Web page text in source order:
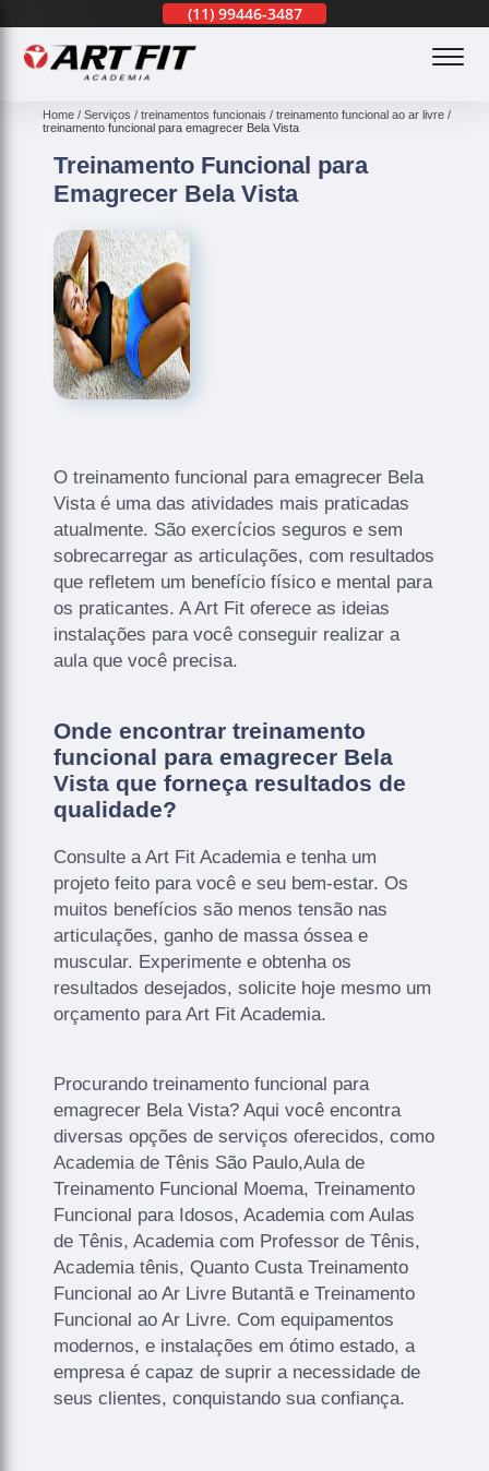
(11)99446-3487
Home Serviços treinamentos funcionais
treinamento funcional ao ar livre
treinamento funcional para emagrecer Bela Vista
Treinamento Funcional para
Emagrecer Bela Vista
O treinamento funcional para emagrecer Bela
Vista é uma das atividades mais praticadas
atualmente. São exercícios seguros e sem
sobrecarregar as articulações, com resultados
que refletem um benefício físico e mental para
os praticantes. A Art Fit oferece as ideias
instalações para você conseguir realizar a
aula que você precisa.
Onde encontrar treinamento
funcional para emagrecer Bela
Vista que forneça resultados de
qualidade?
Consulte a Art Fit Academia e tenha um
projeto feito para você e seu bem-estar. Os
muitos benefícios são menos tensão nas
articulações, ganho de massa óssea e
muscular. Experimente e obtenha os
resultados desejados, solicite hoje mesmo um
orçamento para Art Fit Academia.
Procurando treinamento funcional para
emagrecer Bela Vista? Aqui você encontra
diversas opções de serviços oferecidos, como
Academia de Tênis São Paulo,Aula de
Treinamento Funcional Moema, Treinamento
Funcional para Idosos, Academia com Aulas
de Tênis, Academia com Professor de Tênis,
Academia tênis, Quanto Custa Treinamento
Funcional ao Ar Livre Butantã e Treinamento
Funcional ao Ar Livre. Com equipamentos
modernos, e instalações em ótimo estado, a
empresa é capaz de suprir a necessidade de
seus clientes, conquistando sua confiança.